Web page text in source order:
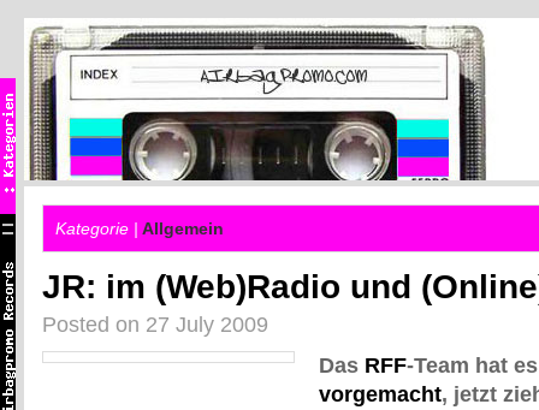
Kategorie | Allgemein
JR: im (Web)Radio und
Posted on 27 July 2009
Das RFF-Team hat
vorgemacht, jetzt